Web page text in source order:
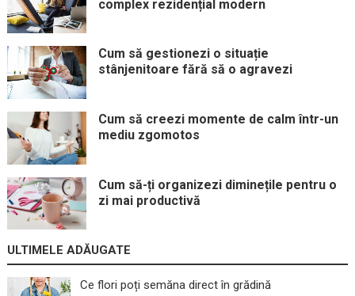
complex rezidențial modern
Cum să gestionezi o situație
stânjenitoare fără să o agravezi
Cum să creezi momente de calm într-un
mediu zgomotos
Cum să-ți organizezi diminețile pentru o
zi mai productivă
ULTIMELE ADĂUGATE
Ce flori poți semăna direct în grădină